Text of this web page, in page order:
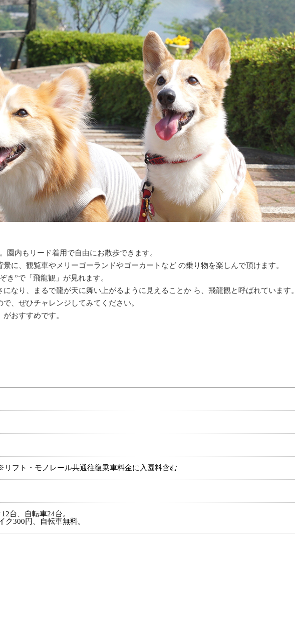
内もリード着用で自由にお散歩できます。
に、観覧車やメリーゴーランドやゴーカートなど の乗り物を楽しんで頂けます。
き”で「飛龍観」が見れます。
なり、まるで龍が天に舞い上がるように見えることか ら、飛龍観と呼ばれています。
、ぜひチャレンジしてみてください。
おすすめです。
フト・モノレール共通往復乗車料金に入園料含む
台、自転車24台。
300円、自転車無料。